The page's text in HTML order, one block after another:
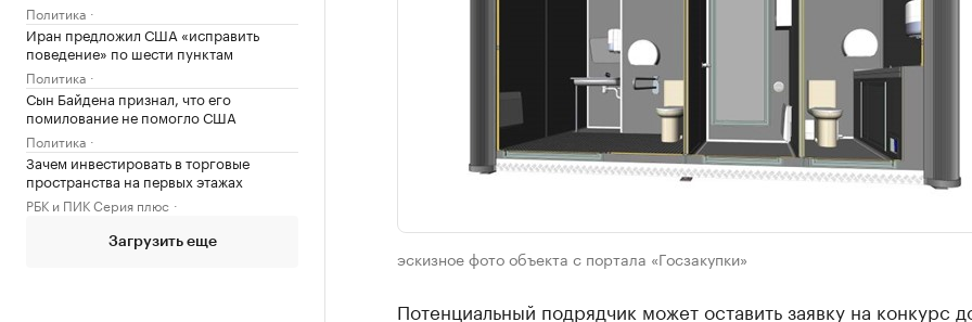
Политика
Иран предложил США «исправить
поведение» по шести пунктам
Политика
Сын Байдена признал, что его
помилование не помогло США
Политика
Зачем инвестировать в торговые
пространства на первых этажах
РБК и ПИК Серия плюс
Загрузить еще
эскизное фото объекта с портала «Госзакупки»
Потенциальный подрядчик может оставить заявку на конкурс